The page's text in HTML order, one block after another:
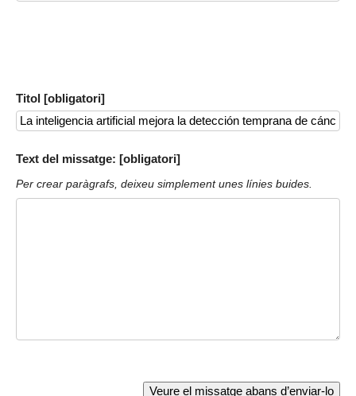
Titol [obligatori]
Text del missatge: [obligatori]
Per crear paràgrafs, deixeu simplement unes línies buides.